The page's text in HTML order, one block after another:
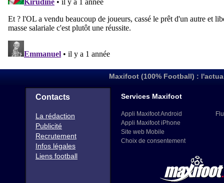
Maxifoot (100% Football) :
Contacts
La rédaction
Publicité
Recrutement
Infos légales
Liens football
Services Maxifoot
Appli Maxifoot Android
Appli Maxifoot iPhone
Site web Mobile
Choix de consentement